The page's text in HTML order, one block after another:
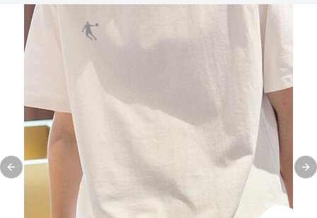
Previous slide